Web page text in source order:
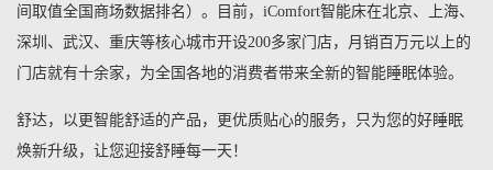
间取值全国商场数据排名）。目前，iComfort智能床在北京、上海、
深圳、武汉、重庆等核心城市开设200多家门店，月销百万元以上的
门店就有十余家，为全国各地的消费者带来全新的智能睡眠体验。
舒达，以更智能舒适的产品，更优质贴心的服务，只为您的好睡眠
焕新升级，让您迎接舒睡每一天！